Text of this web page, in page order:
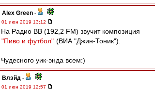
Alex Green -
01 июн 2019 13:12
На Радио ВВ (192,2 FM) звучит композиция
"Пиво и футбол" (ВИА "Джин-Тоник").
Чудесного уик-энда всем:)
Влэйд -
01 июн 2019 12:57